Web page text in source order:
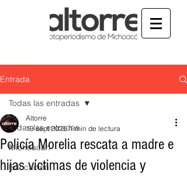
Entrada
Todas las entradas
Michoacán
Educación
Todas las entradas
Policía Morelia rescata a madre e
hijas víctimas de violencia y
Altorre
19 sept 2025 1 min de lectura